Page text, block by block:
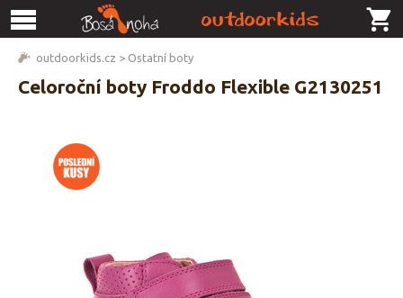
outdoorkids.cz > Ostatní boty
Celoroční boty Froddo Flexible G2130251